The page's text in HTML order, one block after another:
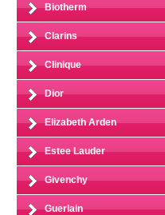
Biotherm
Clarins
Clinique
Dior
Elizabeth Arden
Estee Lauder
Givenchy
Guerlain